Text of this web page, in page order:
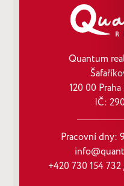
Quantum
120 00
IČ:
Pracovní dny:
+420 730 154 732